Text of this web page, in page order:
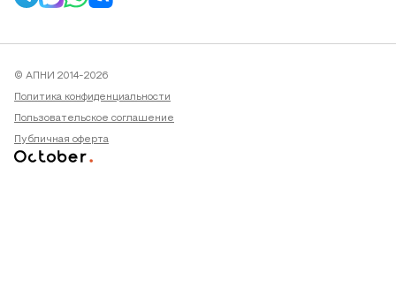
© АПНИ 2014-2026
Политика конфиденциальности
Пользовательское соглашение
Публичная оферта